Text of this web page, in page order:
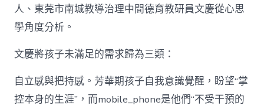
人、東莞市南城教導治理中間德育教研員文慶從心思
學角度分析。
文慶將孩子未滿足的需求歸為三類：
自立感與把持感。芳華期孩子自我意識覺醒，盼望“掌
控本身的生涯”，而mobile_phone是他們“不受干預的